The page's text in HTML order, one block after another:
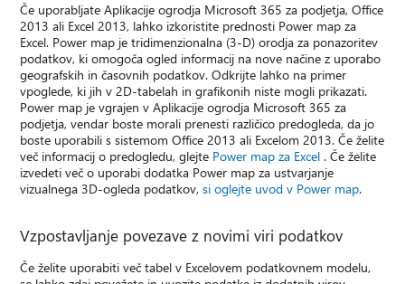
Če uporabljate Aplikacije ogrodja Microsoft 365 za podjetja, Office
2013 ali Excel 2013, lahko izkoristite prednosti Power map za
Excel. Power map je tridimenzionalna (3-D) orodja za ponazoritev
podatkov, ki omogoča ogled informacij na nove načine z uporabo
geografskih in časovnih podatkov. Odkrijte lahko na primer
vpoglede, ki jih v 2D-tabelah in grafikonih niste mogli prikazati.
Power map je vgrajen v Aplikacije ogrodja Microsoft 365 za
podjetja, vendar boste morali prenesti različico predogleda, da jo
boste uporabili s sistemom Office 2013 ali Excelom 2013. Če želite
več informacij o predogledu, glejte Power map za Excel . Če želite
izvedeti več o uporabi dodatka Power map za ustvarjanje
vizualnega 3D-ogleda podatkov,si oglejte uvod v Power map.
Vzpostavljanje povezave z novimi viri podatkov
Če želite uporabiti več tabel v Excelovem podatkovnem modelu,